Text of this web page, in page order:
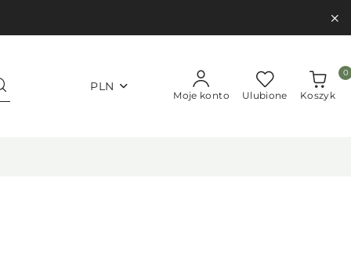
PLN
Moje konto Ulubione Koszyk
0